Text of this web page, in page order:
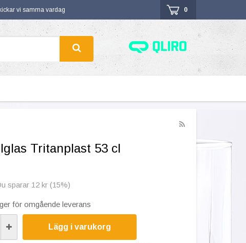
vi samma vardag 0
Tritanplast 53 cl
sparar 12 kr (15%)
för omgående leverans
Lägg i varukorg